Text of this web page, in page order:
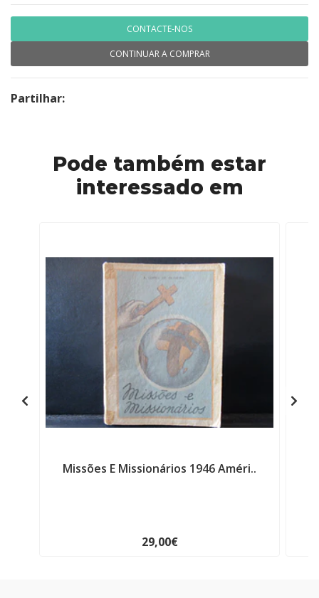
CONTACTE-NOS
CONTINUAR A COMPRAR
Partilhar:
Pode também estar
interessado em
Missões E Missionários 1946 Améri..
29,00€